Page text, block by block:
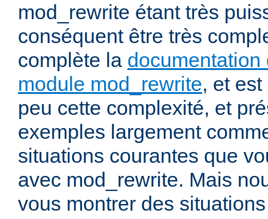
mod_rewrite étant très
conséquent être très
complète la documentation
module mod_rewrite, et
peu cette complexité, et
exemples largement
situations courantes que
avec mod_rewrite. Mais
vous montrer des